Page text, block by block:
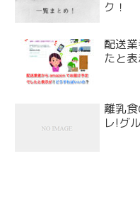
ク！
配送
たと
離乳
レ!グ